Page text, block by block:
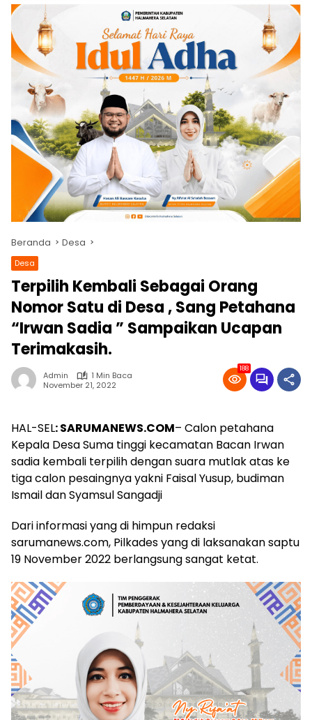
Beranda Desa
Desa
Terpilih Kembali Sebagai Orang
Nomor Satu di Desa , Sang Petahana
“Irwan Sadia ” Sampaikan Ucapan
Terimakasih.
Admin
1 Min Baca
November 21, 2022
188
HAL-SEL: SARUMANEWS.COM– Calon petahana
Kepala Desa Suma tinggi kecamatan Bacan Irwan
sadia kembali terpilih dengan suara mutlak atas ke
tiga calon pesaingnya yakni Faisal Yusup, budiman
Ismail dan Syamsul Sangadji
Dari informasi yang di himpun redaksi
sarumanews.com, Pilkades yang di laksanakan saptu
19 November 2022 berlangsung sangat ketat.